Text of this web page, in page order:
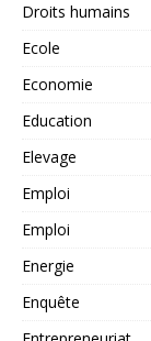
Droits humains
Ecole
Economie
Education
Elevage
Emploi
Emploi
Energie
Enquête